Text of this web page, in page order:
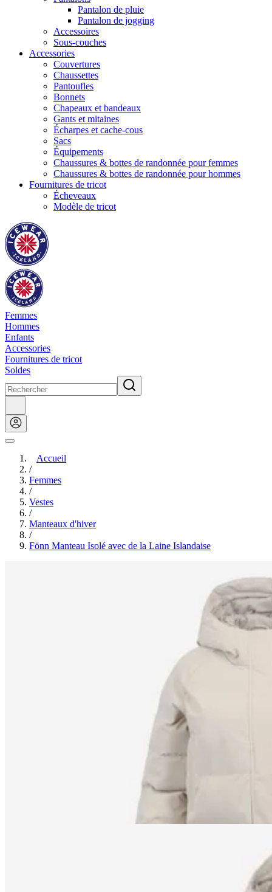
Pantalon de pluie
Pantalon de jogging
Accessoires
Sous-couches
Accessories
Couvertures
Chaussettes
Pantoufles
Bonnets
Chapeaux et bandeaux
Gants et mitaines
Écharpes et cache-cous
Sacs
Équipements
Chaussures & bottes de randonnée pour femmes
Chaussures & bottes de randonnée pour hommes
Fournitures de tricot
Écheveaux
Modèle de tricot
Femmes
Hommes
Enfants
Accessories
Fournitures de tricot
Soldes
Accueil
/
Femmes
/
Vestes
/
Manteaux d'hiver
/
Fönn Manteau Isolé avec de la Laine Islandaise